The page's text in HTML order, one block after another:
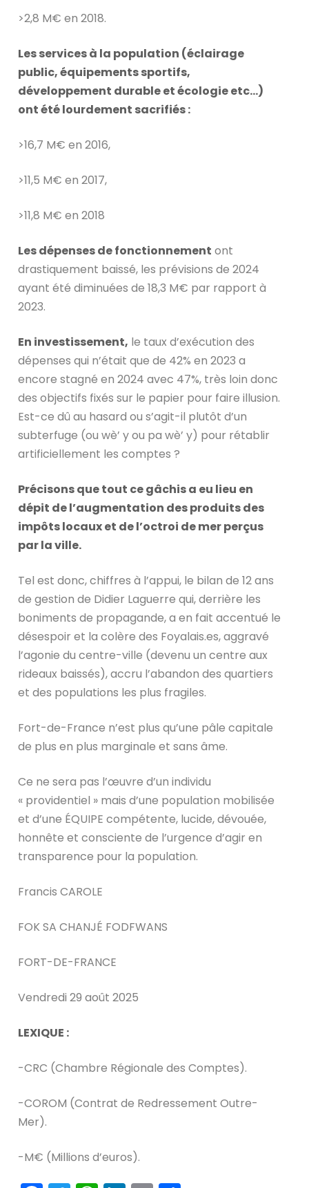
️>2,8 M€ en 2018.
Les services à la population (éclairage
public, équipements sportifs,
développement durable et écologie etc…)
ont été lourdement sacrifiés :
️>16,7 M€ en 2016,
️>11,5 M€ en 2017,
️>11,8 M€ en 2018
Les dépenses de fonctionnement ont
drastiquement baissé, les prévisions de 2024
ayant été diminuées de 18,3 M€ par rapport à
2023.
En investissement, le taux d’exécution des
dépenses qui n’était que de 42% en 2023 a
encore stagné en 2024 avec 47%, très loin donc
des objectifs fixés sur le papier pour faire illusion.
Est-ce dû au hasard ou s’agit-il plutôt d’un
subterfuge (ou wè’ y ou pa wè’ y) pour rétablir
artificiellement les comptes ?
Précisons que tout ce gâchis a eu lieu en
dépit de l’augmentation des produits des
impôts locaux et de l’octroi de mer perçus
par la ville.
Tel est donc, chiffres à l’appui, le bilan de 12 ans
de gestion de Didier Laguerre qui, derrière les
boniments de propagande, a en fait accentué le
désespoir et la colère des Foyalais.es, aggravé
l’agonie du centre-ville (devenu un centre aux
rideaux baissés), accru l’abandon des quartiers
et des populations les plus fragiles.
Fort-de-France n’est plus qu’une pâle capitale
de plus en plus marginale et sans âme.
Ce ne sera pas l’œuvre d’un individu
« providentiel » mais d’une population mobilisée
et d’une ÉQUIPE compétente, lucide, dévouée,
honnête et consciente de l’urgence d’agir en
transparence pour la population.
Francis CAROLE
FOK SA CHANJÉ FODFWANS
FORT-DE-FRANCE
Vendredi 29 août 2025
LEXIQUE :
-CRC (Chambre Régionale des Comptes).
-COROM (Contrat de Redressement Outre-
Mer).
-M€ (Millions d’euros).